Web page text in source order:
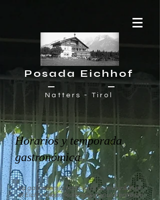
Posada Eichhof
Natters - Tirol
Horarios y temporada
gastronómica
La gastronomía tradicional de excursión en
el Eichhof no es "solo" muy popular entre los